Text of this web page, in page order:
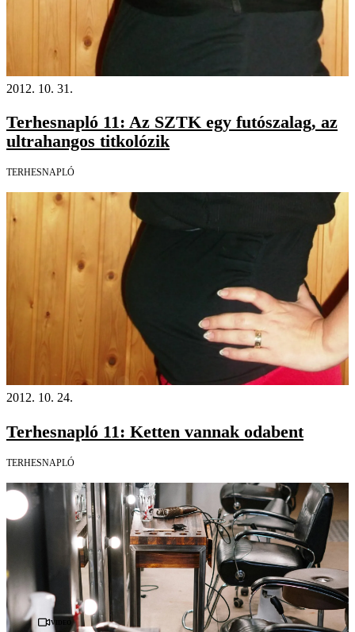
2012. 10. 31.
Terhesnapló 11: Az SZTK egy futószalag, az
ultrahangos titkolózik
TERHESNAPLÓ
2012. 10. 24.
Terhesnapló 11: Ketten vannak odabent
TERHESNAPLÓ
Videó